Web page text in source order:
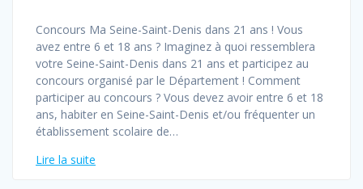
Concours Ma Seine-Saint-Denis dans 21 ans ! Vous
avez entre 6 et 18 ans ? Imaginez à quoi ressemblera
votre Seine-Saint-Denis dans 21 ans et participez au
concours organisé par le Département ! Comment
participer au concours ? Vous devez avoir entre 6 et 18
ans, habiter en Seine-Saint-Denis et/ou fréquenter un
établissement scolaire de…
Lire la suite